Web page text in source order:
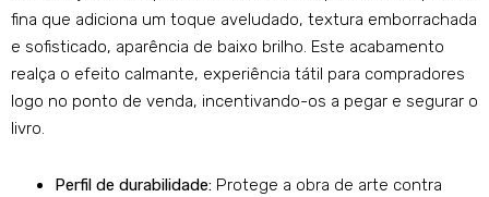
fina que adiciona um toque aveludado, textura emborrachada
e sofisticado, aparência de baixo brilho. Este acabamento
realça o efeito calmante, experiência tátil para compradores
logo no ponto de venda, incentivando-os a pegar e segurar o
livro.
Perfil de durabilidade: Protege a obra de arte contra